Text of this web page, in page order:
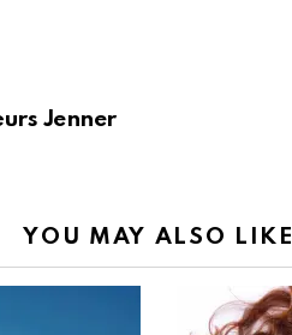
Jenner
YOU MAY ALSO LIKE